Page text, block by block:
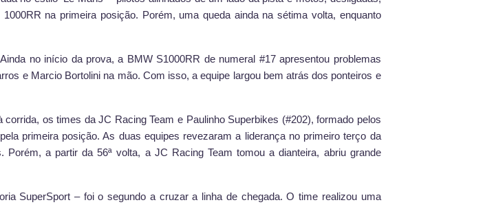
na primeira posição. Porém, uma queda ainda na sétima volta, enquanto
no início da prova, a BMW S1000RR de numeral #17 apresentou problemas
e Marcio Bortolini na mão. Com isso, a equipe largou bem atrás dos ponteiros e
os times da JC Racing Team e Paulinho Superbikes (#202), formado pelos
primeira posição. As duas equipes revezaram a liderança no primeiro terço da
a partir da 56ª volta, a JC Racing Team tomou a dianteira, abriu grande
SuperSport – foi o segundo a cruzar a linha de chegada. O time realizou uma